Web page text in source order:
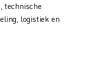
technische
logistiek en